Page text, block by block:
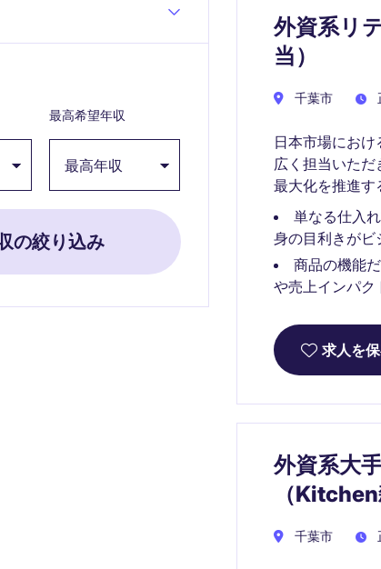
最高希望年収
外資系リ
当）
千葉市
日本市場にお
広く担当いた
最大化を推進す
単なる仕入
身の目利きがビ
商品の機能
や売上インパク
求人を
外資系大
（Kitchen
千葉市